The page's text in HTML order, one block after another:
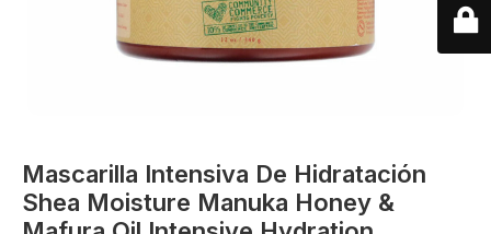
Mascarilla Intensiva De Hidratación
Shea Moisture Manuka Honey &